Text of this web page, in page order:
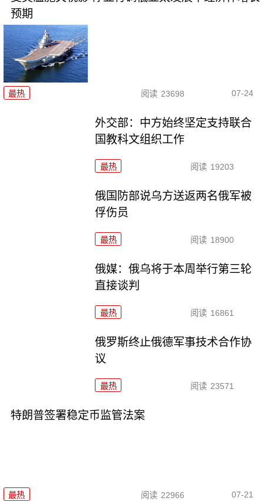
预期
最热 阅读 23698 07-24
外交部：中方始终坚定支持联合
国教科文组织工作
最热 阅读 19203
俄国防部说乌方送返两名俄军被
俘伤员
最热 阅读 18900
俄媒：俄乌将于本周举行第三轮
直接谈判
最热 阅读 16861
俄罗斯终止俄德军事技术合作协
议
最热 阅读 23571
特朗普签署稳定币监管法案
最热 阅读 22966 07-21